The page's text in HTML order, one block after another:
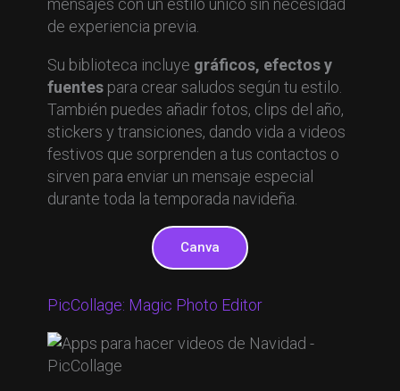
mensajes con un estilo único sin necesidad
de experiencia previa.
Su biblioteca incluye gráficos, efectos y
fuentespara crear saludos según tu estilo.
También puedes añadir fotos, clips del año,
stickers y transiciones, dando vida a videos
festivos que sorprenden a tus contactos o
sirven para enviar un mensaje especial
durante toda la temporada navideña.
Canva
PicCollage: Magic Photo Editor